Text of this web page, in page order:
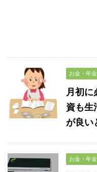
お金・年
月初に
資も生
が良い
お金・年